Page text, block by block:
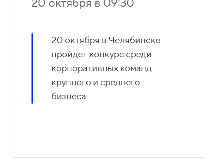
20 октября в 09:30
20 октября в Челябинске
пройдет конкурс среди
корпоративных команд
крупного и среднего
бизнеса